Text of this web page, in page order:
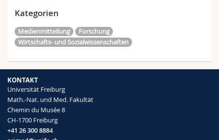
Kategorien
Medienmitteilung
Forschung
Wirtschafts- und Sozialwissenschaften
KONTAKT
Universität Freiburg
Math.-Nat. und Med. Fakultät
Chemin du Musée 8
CH-1700 Freiburg
+41 26 300 8884